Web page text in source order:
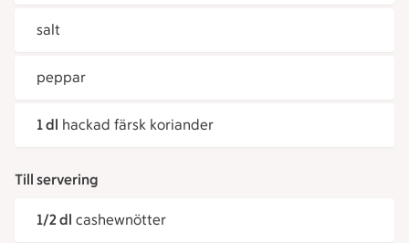
salt
peppar
1 dl hackad färsk koriander
Till servering
1/2 dl cashewnötter